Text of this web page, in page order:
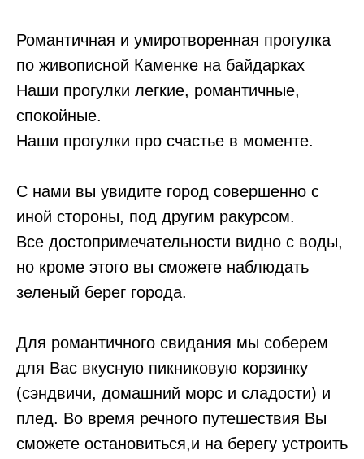
Романтичная и умиротворенная прогулка
по живописной Каменке на байдарках
Наши прогулки легкие, романтичные,
спокойные.
Наши прогулки про счастье в моменте.
С нами вы увидите город совершенно с
иной стороны, под другим ракурсом.
Все достопримечательности видно с воды,
но кроме этого вы сможете наблюдать
зеленый берег города.
Для романтичного свидания мы соберем
для Вас вкусную пикниковую корзинку
(сэндвичи, домашний морс и сладости) и
плед. Во время речного путешествия Вы
сможете остановиться,и на берегу устроить